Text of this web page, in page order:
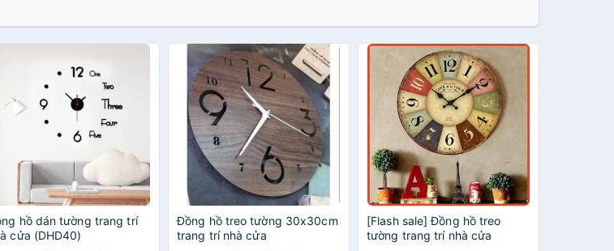
hồ dán tường trang trí
cửa (DHD40)
Đồng hồ treo tường 30x30cm
trang trí nhà cửa
[Flash sale] Đồng hồ treo
tường trang trí nhà cửa